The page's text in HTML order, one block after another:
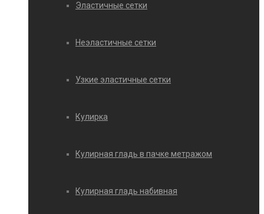
Эластичные сетки
Неэластичные сетки
Узкие эластичные сетки
Кулирка
Кулирная гладь в пачке метражом
Кулирная гладь набивная